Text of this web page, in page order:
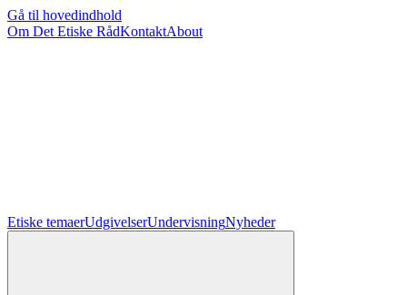
Gå til hovedindhold
Om Det Etiske RådKontaktAbout
Etiske temaerUdgivelserUndervisningNyheder